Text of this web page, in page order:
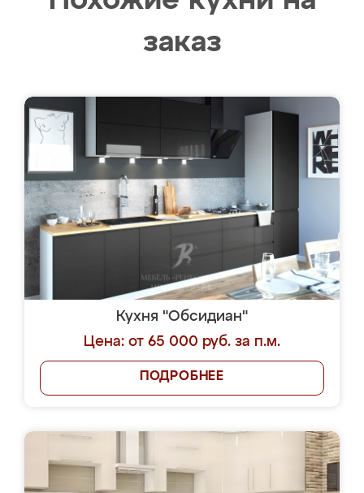
заказ
Кухня "Обсидиан"
Цена: от 65 000 руб. за п.м.
ПОДРОБНЕЕ